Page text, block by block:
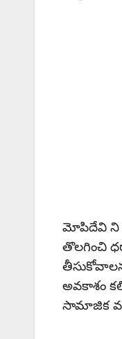
మోపిదేవి ని
తొలగించి
అవకాశం
సామాజిక